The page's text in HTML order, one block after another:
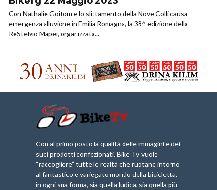
Con Nathalie Goitom e lo slittamento della Nove Colli causa
emergenza alluvione in Emilia Romagna, la 38^ edizione della
ReStelvio Mapei, organizzata...
Con al primo posto la qualità delle immagini e dei
suoi prodotti confezionati, Bike Tv, vuole
“raccogliere” tutte le realtà che ruotano intorno
al fantastico e variegato mondo della bicicletta,
in ogni sua forma, sia quella ludica, sia quella più